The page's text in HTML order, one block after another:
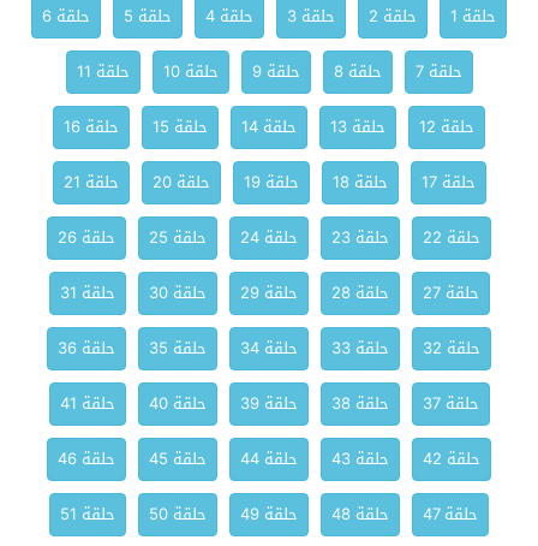
حلقة 1 حلقة 2 حلقة 3 حلقة 4 حلقة 5
حلقة 6
حلقة 7
حلقة 8 حلقة 9 حلقة 10
حلقة 11
حلقة 12
حلقة 13 حلقة 14 حلقة 15
حلقة 16
حلقة 17
حلقة 18 حلقة 19 حلقة 20
حلقة 21
حلقة 22
حلقة 23 حلقة 24 حلقة 25
حلقة 26
حلقة 27
حلقة 28 حلقة 29 حلقة 30
حلقة 31
حلقة 32
حلقة 33 حلقة 34 حلقة 35
حلقة 36
حلقة 37
حلقة 38 حلقة 39 حلقة 40
حلقة 41
حلقة 42
حلقة 43 حلقة 44 حلقة 45
حلقة 46
حلقة 47
حلقة 48 حلقة 49 حلقة 50
حلقة 51